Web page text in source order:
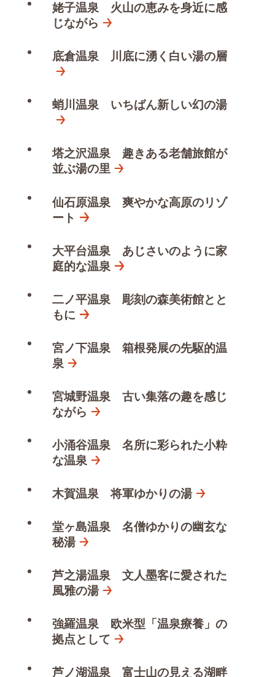
姥子温泉 火山の恵みを身近に感
じながら
底倉温泉 川底に湧く白い湯の層
蛸川温泉 いちばん新しい幻の湯
塔之沢温泉 趣きある老舗旅館が
並ぶ湯の里
仙石原温泉 爽やかな高原のリゾ
ート
大平台温泉 あじさいのように家
庭的な温泉
二ノ平温泉 彫刻の森美術館とと
もに
宮ノ下温泉 箱根発展の先駆的温
泉
宮城野温泉 古い集落の趣を感じ
ながら
小涌谷温泉 名所に彩られた小粋
な温泉
木賀温泉 将軍ゆかりの湯
堂ヶ島温泉 名僧ゆかりの幽玄な
秘湯
芦之湯温泉 文人墨客に愛された
風雅の湯
強羅温泉 欧米型「温泉療養」の
拠点として
芦ノ湖温泉 富士山の見える湖畔